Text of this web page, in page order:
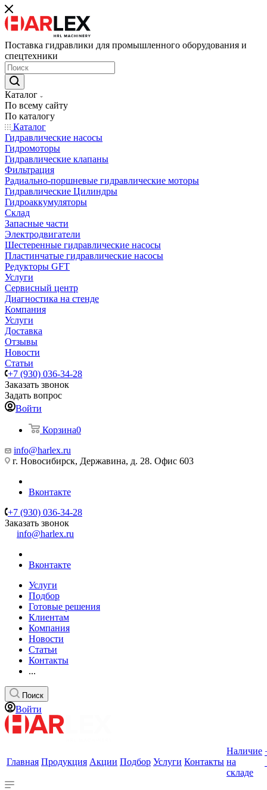
Поставка гидравлики для промышленного оборудования и
спецтехники
Каталог
По всему сайту
По каталогу
Каталог
Гидравлические насосы
Гидромоторы
Гидравлические клапаны
Фильтрация
Радиально-поршневые гидравлические моторы
Гидравлические Цилиндры
Гидроаккумуляторы
Склад
Запасные части
Электродвигатели
Шестеренные гидравлические насосы
Пластинчатые гидравлические насосы
Редукторы GFT
Услуги
Сервисный центр
Диагностика на стенде
Компания
Услуги
Доставка
Отзывы
Новости
Статьи
+7 (930) 036-34-28
Заказать звонок
Задать вопрос
Войти
Корзина0
info@harlex.ru
г. Новосибирск, Державина, д. 28. Офис 603
Вконтакте
+7 (930) 036-34-28
Заказать звонок
info@harlex.ru
Вконтакте
Услуги
Подбор
Готовые решения
Клиентам
Компания
Новости
Статьи
Контакты
...
Поиск
Войти
Главная Продукция Акции Подбор Услуги Контакты
Наличие
на
складе